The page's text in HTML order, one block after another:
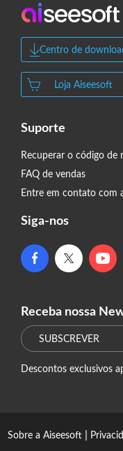
Centro de
Loja Aiseesoft
Suporte
Recuperar o código de
FAQ de vendas
Entre em contato com
Siga-nos
Receba nossa
SUBSCREVER
Descontos exclusivos
Sobre a Aiseesoft|